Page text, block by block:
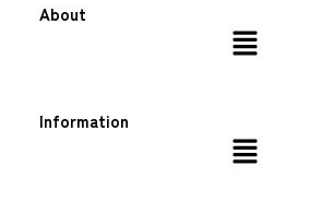
About
Information